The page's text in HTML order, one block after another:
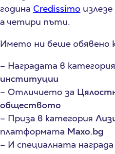
година Credissimo
а четири пъти.
Името ни беше обявено
– Наградата в категория
институции
– Отличието за
обществото
– Приза в категория
платформата Maxo.bg
– И специалната награда